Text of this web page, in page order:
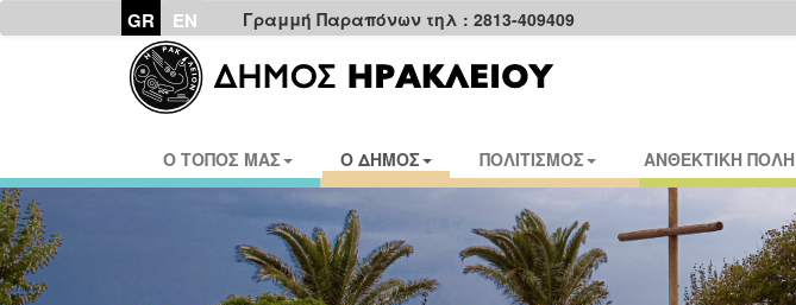
GR EN Γραμμή Παραπόνων τηλ : 2813-409409
Ο ΤΟΠΟΣ ΜΑΣ Ο ΔΗΜΟΣ ΠΟΛΙΤΙΣΜΟΣ ΑΝΘΕΚΤΙΚΗ ΠΟΛΗ